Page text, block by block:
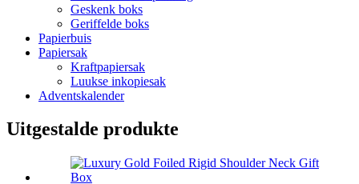
Geskenk boks
Geriffelde boks
Papierbuis
Papiersak
Kraftpapiersak
Luukse inkopiesak
Adventskalender
Uitgestalde produkte